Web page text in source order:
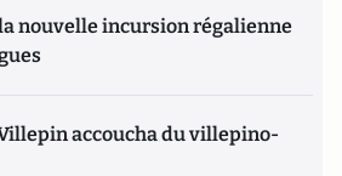
nouvelle incursion régalienne
accoucha du villepino-